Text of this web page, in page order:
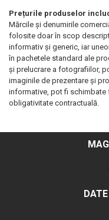
Prețurile produselor
Mărcile și denumirile
folosite doar în scop
informativ şi generic, iar
în pachetele standard ale
și prelucrare a fotografiilor,
imaginile de prezentare și
informative, pot fi schimbate
obligativitate contractuală.